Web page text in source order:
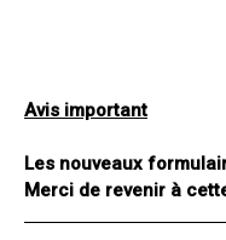
Avis important
Les nouveaux
Merci de revenir à